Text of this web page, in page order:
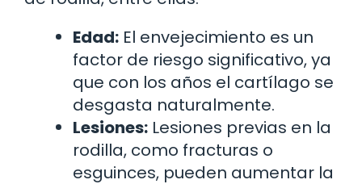
Edad: El envejecimiento es un
factor de riesgo significativo, ya
que con los años el cartílago se
desgasta naturalmente.
Lesiones: Lesiones previas en la
rodilla, como fracturas o
esguinces, pueden aumentar la